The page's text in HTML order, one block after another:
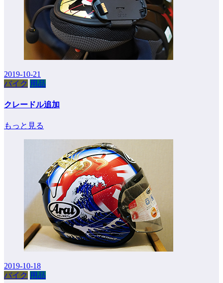
2019-10-21
バイク 用品
クレードル追加
もっと見る
2019-10-18
バイク 用品